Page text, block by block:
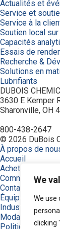
We
We use
clicking
Actualités et
Service et
Service à la
Soutien local
Capacités
Essais de
Recherche &
Solutions en
Lubrifiants
DUBOIS
3630 E Kemper
Sharonville, OH
800-438-2647
© 2026 DuBois
À propos de
Accueil
Achetez
Commande
Contactez-nous
Équipement
Industries
Modalités
Politique de